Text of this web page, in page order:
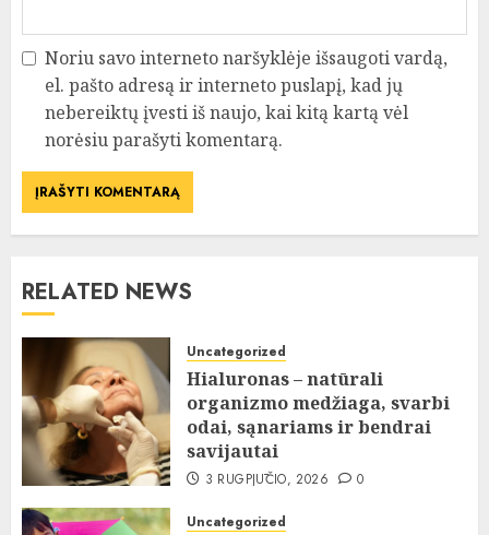
Noriu savo interneto naršyklėje išsaugoti vardą,
el. pašto adresą ir interneto puslapį, kad jų
nebereiktų įvesti iš naujo, kai kitą kartą vėl
norėsiu parašyti komentarą.
RELATED NEWS
Uncategorized
Hialuronas – natūrali
organizmo medžiaga, svarbi
odai, sąnariams ir bendrai
savijautai
3 RUGPJŪČIO, 2026 0
Uncategorized